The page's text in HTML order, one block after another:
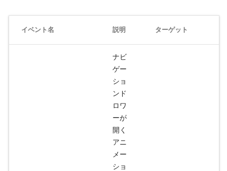
イベント名 説明 ターゲット
ナビ
ゲー
ショ
ンド
ロワ
ーが
開く
アニ
メー
ショ